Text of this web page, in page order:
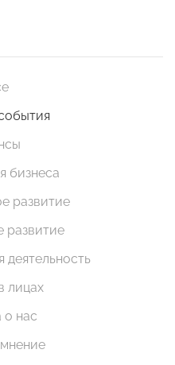
бизнеса
развитие
развитие
лицах
о нас